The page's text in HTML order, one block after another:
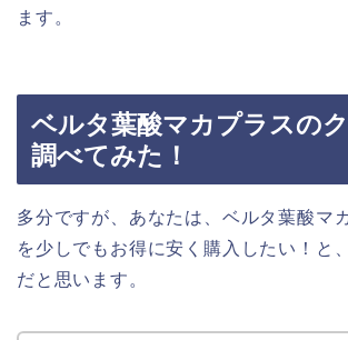
ます。
ベルタ葉酸マカプラスの
調べてみた！
多分ですが、あなたは、ベルタ葉酸マ
を少しでもお得に安く購入したい！と
だと思います。